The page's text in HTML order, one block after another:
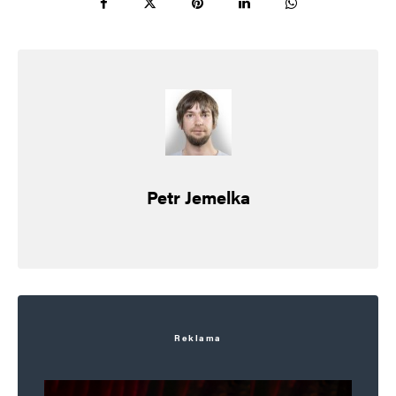
aktivistická vláda shlédla v Ukrajině, tak proto,
A místní dezertéry a kolaboranty ať vezmou
Petr Jemelka
Reklama